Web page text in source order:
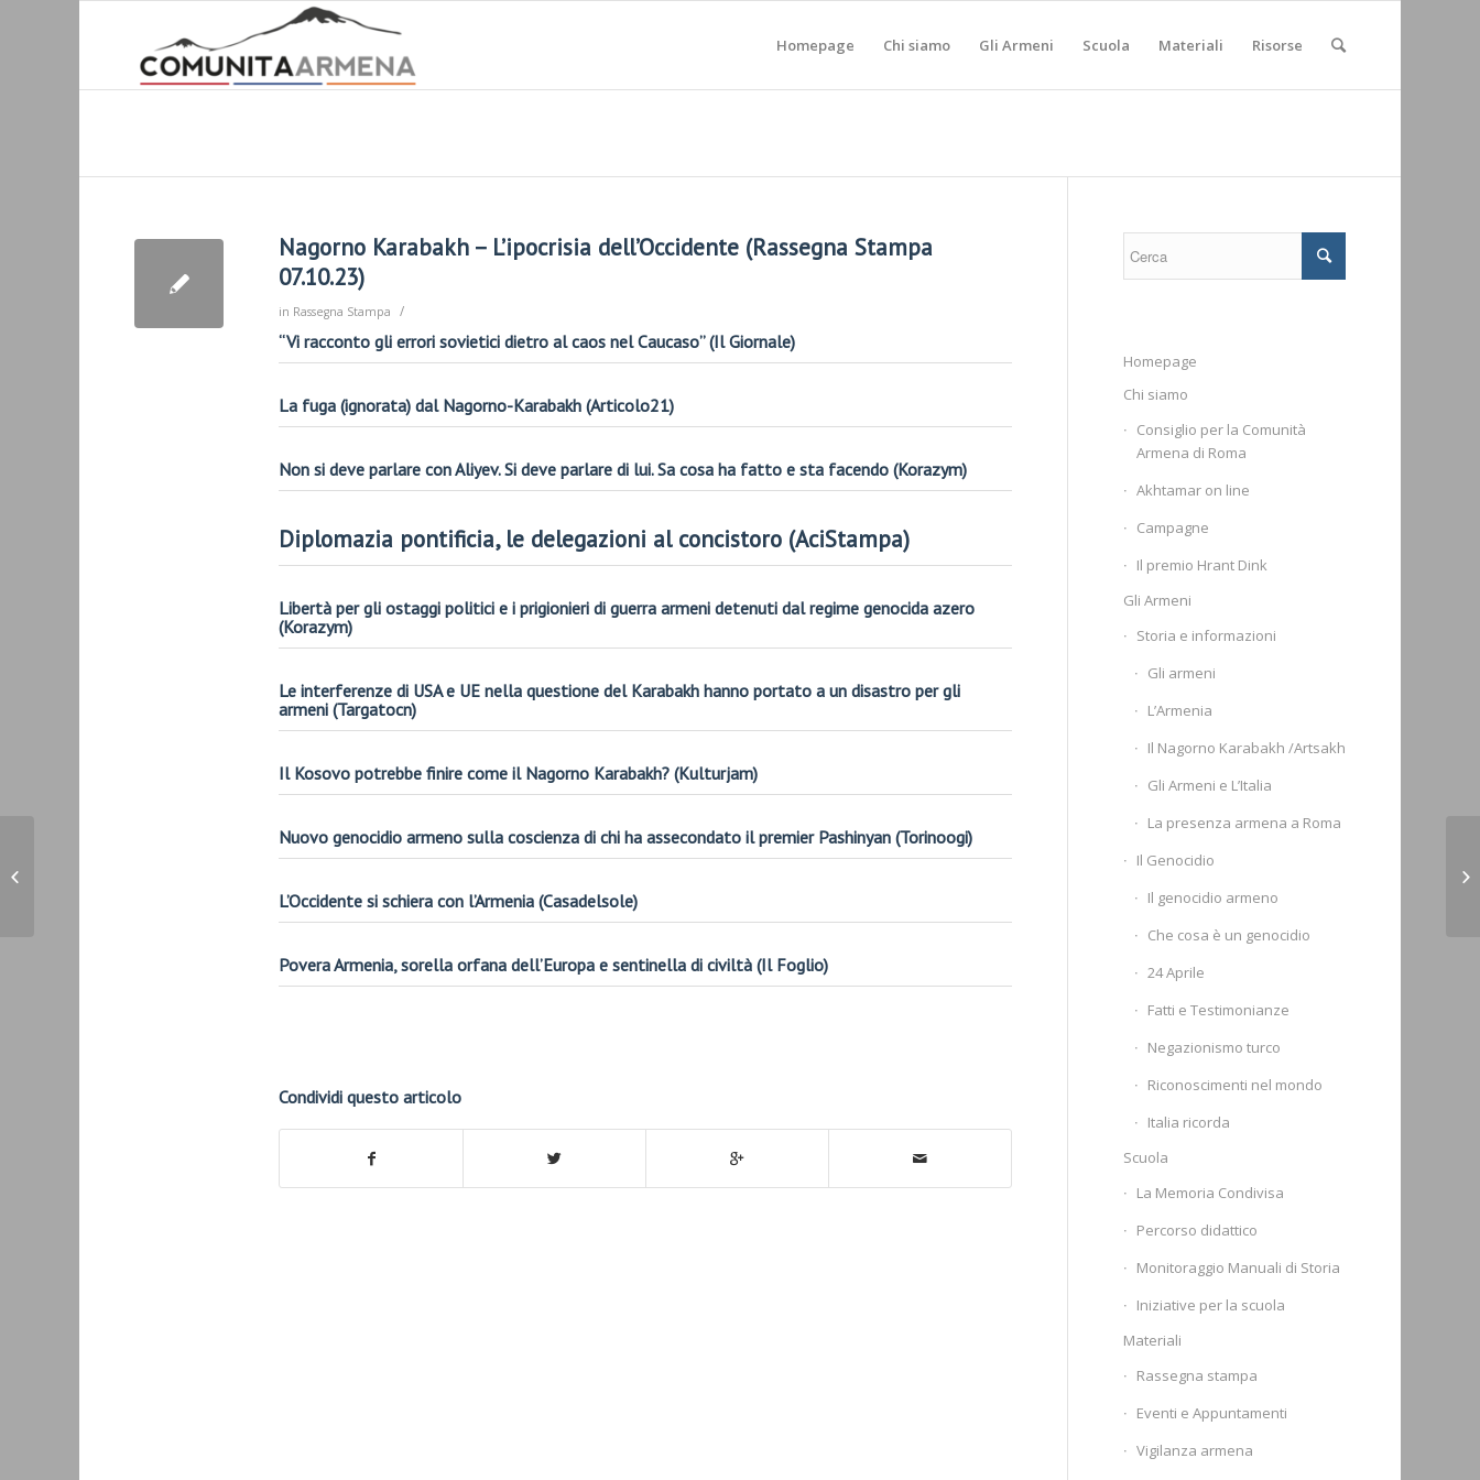
Homepage Chi siamo Gli Armeni Scuola Materiali Risorse
Nagorno Karabakh – L’ipocrisia dell’Occidente (Rassegna Stampa
07.10.23)
in Rassegna Stampa /
“Vi racconto gli errori sovietici dietro alcaos nel Caucaso” (Il Giornale)
La fuga (ignorata) dal Nagorno-Karabakh (Articolo21)
Non si deve parlare con Aliyev. Si deve parlare di lui. Sa cosa ha fatto e sta facendo (Korazym)
Diplomazia pontificia, le delegazioni al concistoro (AciStampa)
Libertà per gli ostaggi politici e i prigionieri di guerra armeni detenuti dal regime genocida azero
(Korazym)
Le interferenze di USA e UE nella questione del Karabakh hanno portato a un disastro per gli
armeni (Targatocn)
Il Kosovo potrebbe finire come il Nagorno Karabakh? (Kulturjam)
Nuovo genocidio armeno sulla coscienza di chi ha assecondato il premier Pashinyan (Torinoogi)
L’Occidente si schiera con l’Armenia (Casadelsole)
Povera Armenia, sorella orfana dell’Europa e sentinella di civiltà (Il Foglio)
Condividi questo articolo
Homepage
Chi siamo
Consiglio per la Comunità
Armena di Roma
Akhtamar on line
Campagne
Il premio Hrant Dink
Gli Armeni
Storia e informazioni
Gli armeni
L’Armenia
Il Nagorno Karabakh /Artsakh
Gli Armeni e L’Italia
La presenza armena a Roma
Il Genocidio
Il genocidio armeno
Che cosa è un genocidio
24 Aprile
Fatti e Testimonianze
Negazionismo turco
Riconoscimenti nel mondo
Italia ricorda
Scuola
La Memoria Condivisa
Percorso didattico
Monitoraggio Manuali di Storia
Iniziative per la scuola
Materiali
Rassegna stampa
Eventi e Appuntamenti
Vigilanza armena